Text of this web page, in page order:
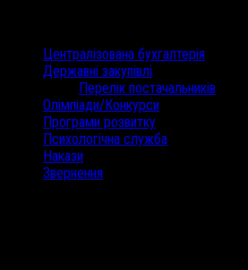
Централізована бухгалтерія
Державні закупівлі
Перелік постачальників
Олімпіади/Конкурси
Програми розвитку
Психологічна служба
Накази
Звернення